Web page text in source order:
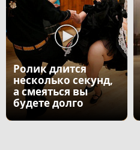
Ролик длится
несколько секунд,
а смеяться вы
будете долго